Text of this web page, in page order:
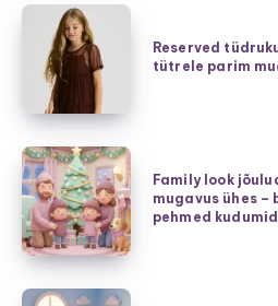
Reserved
tüdrukute
kleidid
kuidas
valida
tütrele
parim
mudel?
Reserved
tütrele parim
Family
look
jõuludeks:
elegants
mugavus
Family look
mugavus ühes –
pehmed kudumid
Kiired